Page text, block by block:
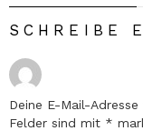
SCHREIBE
Deine E-Mail-
Felder sind mit *